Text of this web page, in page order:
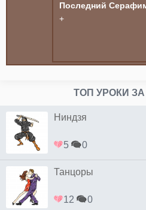
Последний
+
ТОП УРОКИ
Ниндзя
5 0
Танцоры
12 0